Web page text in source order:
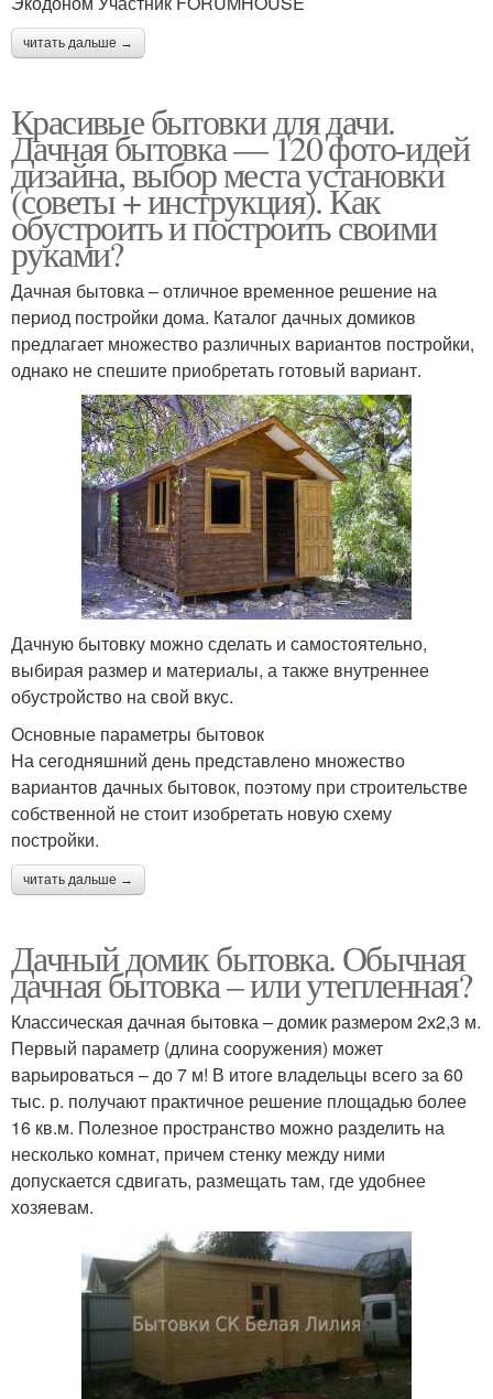
читать дальше →
Красивые бытовки для дачи.
Дачная бытовка — 120 фото-идей
дизайна, выбор места установки
(советы + инструкция). Как
обустроить и построить своими
руками?
Дачная бытовка – отличное временное решение на
период постройки дома. Каталог дачных домиков
предлагает множество различных вариантов постройки,
однако не спешите приобретать готовый вариант.
Дачную бытовку можно сделать и самостоятельно,
выбирая размер и материалы, а также внутреннее
обустройство на свой вкус.
Основные параметры бытовок
На сегодняшний день представлено множество
вариантов дачных бытовок, поэтому при строительстве
собственной не стоит изобретать новую схему
постройки.
читать дальше →
Дачный домик бытовка. Обычная
дачная бытовка – или утепленная?
Классическая дачная бытовка – домик размером 2х2,3 м.
Первый параметр (длина сооружения) может
варьироваться – до 7 м! В итоге владельцы всего за 60
тыс. р. получают практичное решение площадью более
16 кв.м. Полезное пространство можно разделить на
несколько комнат, причем стенку между ними
допускается сдвигать, размещать там, где удобнее
хозяевам.